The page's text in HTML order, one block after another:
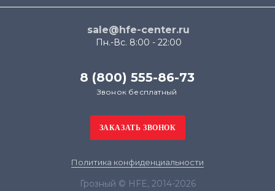
sale@hfe-center.ru
Пн.-Вс. 8:00 - 22:00
8 (800) 555-86-73
Звонок бесплатный
Политика конфиденциальности
Грозный © HFE, 2014-2026